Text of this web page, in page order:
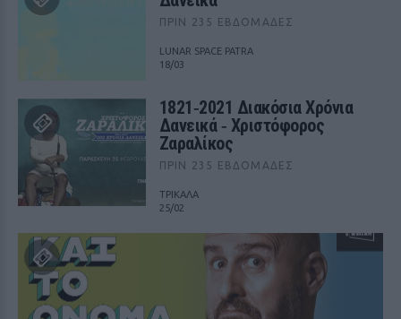
ΠΡΙΝ 235 ΕΒΔΟΜΆΔΕΣ
LUNAR SPACE PATRA
18/03
1821‑2021 Διακόσια Χρόνια
Δανεικά ‑ Χριστόφορος
Ζαραλίκος
ΠΡΙΝ 235 ΕΒΔΟΜΆΔΕΣ
ΤΡΙΚΑΛΑ
25/02